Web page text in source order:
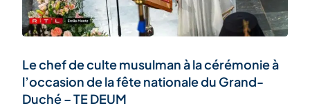
Le chef de culte musulman à la cérémonie à
l’occasion de la fête nationale du Grand-
Duché – TE DEUM